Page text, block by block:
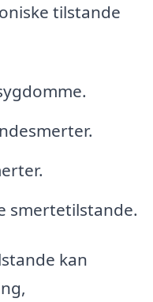
tilstande
smertetilstande.
kan